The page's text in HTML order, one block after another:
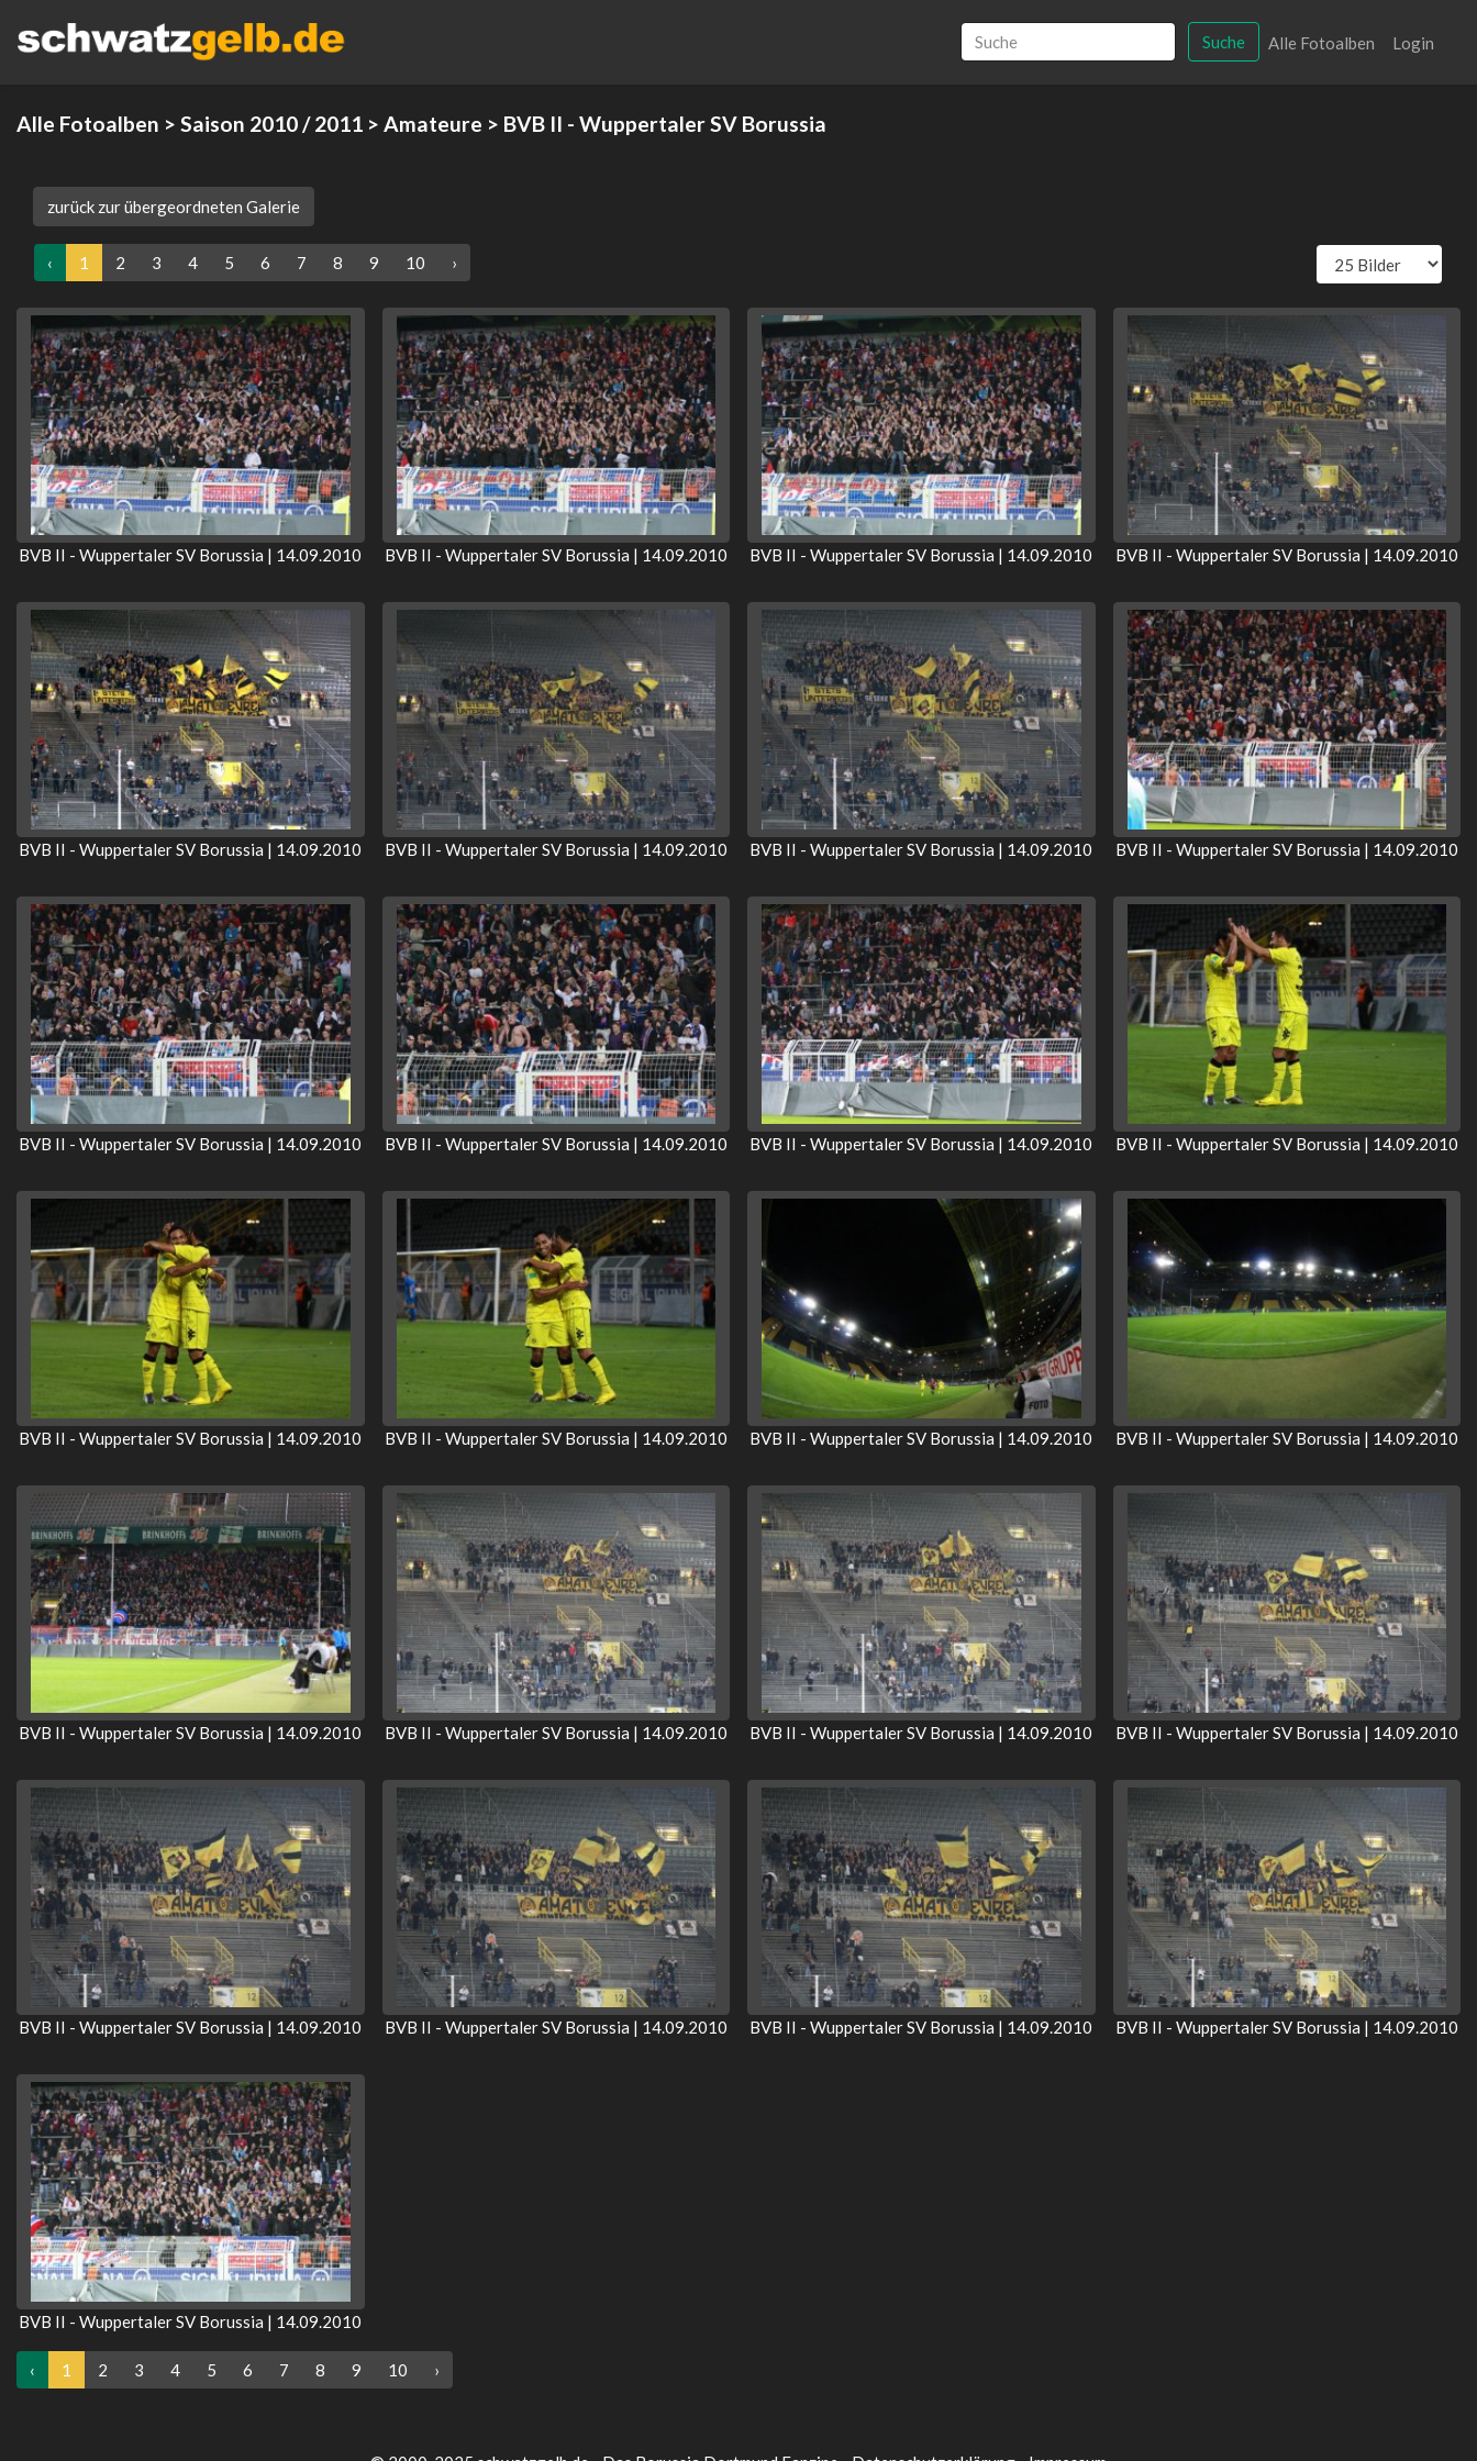
Suche Alle Fotoalben Login
Alle Fotoalben > Saison 2010 / 2011 > Amateure > BVB II - Wuppertaler SV Borussia
zurück zur übergeordneten Galerie
‹ 1 2 3 4 5 6 7 8 9 10 ›
BVB II - Wuppertaler SV Borussia | 14.09.2010 BVB II - Wuppertaler SV Borussia | 14.09.2010 BVB II - Wuppertaler SV Borussia | 14.09.2010 BVB II - Wuppertaler SV Borussia | 14.09.2010
BVB II - Wuppertaler SV Borussia | 14.09.2010 BVB II - Wuppertaler SV Borussia | 14.09.2010 BVB II - Wuppertaler SV Borussia | 14.09.2010 BVB II - Wuppertaler SV Borussia | 14.09.2010
BVB II - Wuppertaler SV Borussia | 14.09.2010 BVB II - Wuppertaler SV Borussia | 14.09.2010 BVB II - Wuppertaler SV Borussia | 14.09.2010 BVB II - Wuppertaler SV Borussia | 14.09.2010
BVB II - Wuppertaler SV Borussia | 14.09.2010 BVB II - Wuppertaler SV Borussia | 14.09.2010 BVB II - Wuppertaler SV Borussia | 14.09.2010 BVB II - Wuppertaler SV Borussia | 14.09.2010
BVB II - Wuppertaler SV Borussia | 14.09.2010 BVB II - Wuppertaler SV Borussia | 14.09.2010 BVB II - Wuppertaler SV Borussia | 14.09.2010 BVB II - Wuppertaler SV Borussia | 14.09.2010
BVB II - Wuppertaler SV Borussia | 14.09.2010 BVB II - Wuppertaler SV Borussia | 14.09.2010 BVB II - Wuppertaler SV Borussia | 14.09.2010 BVB II - Wuppertaler SV Borussia | 14.09.2010
BVB II - Wuppertaler SV Borussia | 14.09.2010
‹ 1 2 3 4 5 6 7 8 9 10 ›